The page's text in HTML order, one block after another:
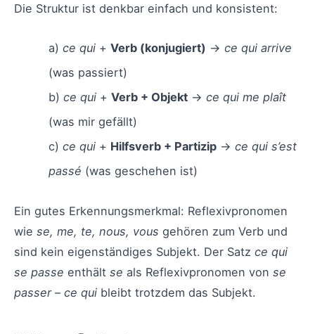
Die Struktur ist denkbar einfach und konsistent:
a) ce qui+ Verb (konjugiert) → ce qui arrive
(was passiert)
b) ce qui+ Verb + Objekt→ ce qui me plaît
(was mir gefällt)
c) ce qui+ Hilfsverb + Partizip→ ce qui s’est
passé (was geschehen ist)
Ein gutes Erkennungsmerkmal: Reflexivpronomen
wie se, me, te, nous, vous gehören zum Verb und
sind kein eigenständiges Subjekt. Der Satz ce qui
se passe enthält se als Reflexivpronomen von se
passer– ce qui bleibt trotzdem das Subjekt.